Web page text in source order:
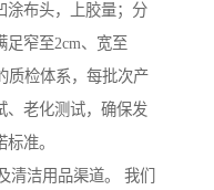
涂布头，上胶量；分
窄至2cm、宽至
质检体系，每批次产
、老化测试，确保发
准。
清洁用品渠道。 我们